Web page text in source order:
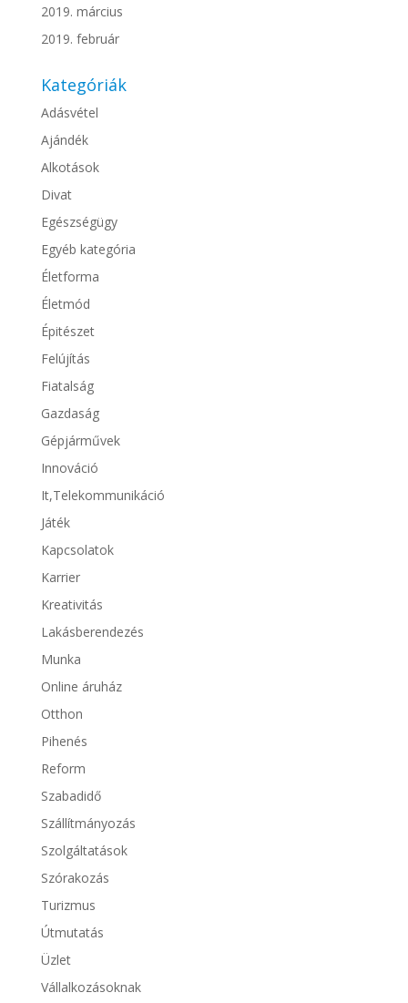
2019. március
2019. február
Kategóriák
Adásvétel
Ajándék
Alkotások
Divat
Egészségügy
Egyéb kategória
Életforma
Életmód
Épitészet
Felújítás
Fiatalság
Gazdaság
Gépjárművek
Innováció
It,Telekommunikáció
Játék
Kapcsolatok
Karrier
Kreativitás
Lakásberendezés
Munka
Online áruház
Otthon
Pihenés
Reform
Szabadidő
Szállítmányozás
Szolgáltatások
Szórakozás
Turizmus
Útmutatás
Üzlet
Vállalkozásoknak